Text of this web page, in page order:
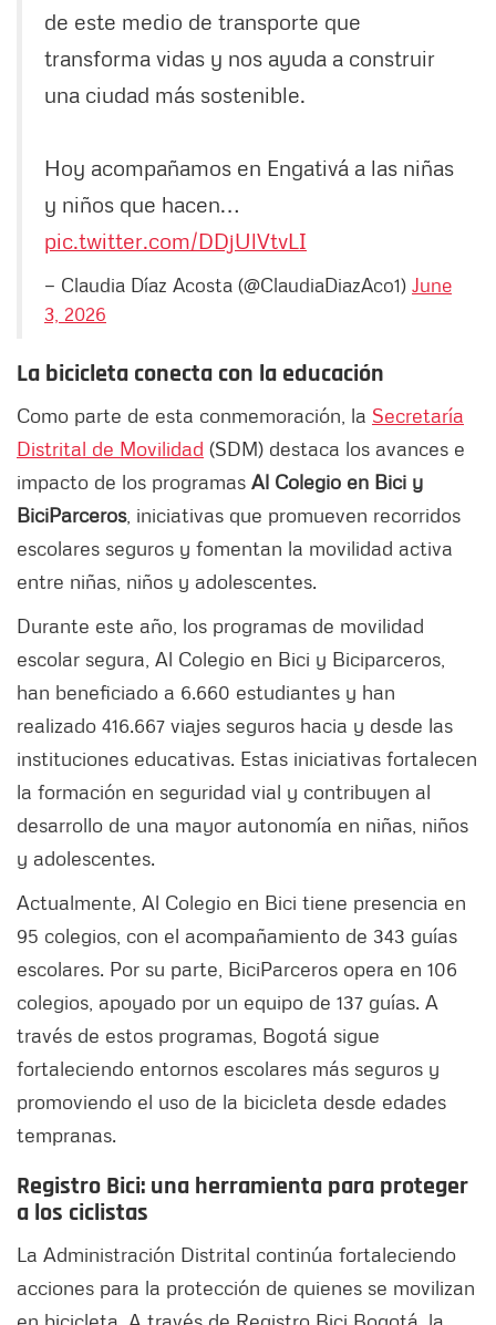
de este medio de transporte que
transforma vidas y nos ayuda a construir
una ciudad más sostenible.
Hoy acompañamos en Engativá a las niñas
y niños que hacen…
pic.twitter.com/DDjUlVtvLI
— Claudia Díaz Acosta (@ClaudiaDiazAco1) June
3, 2026
La bicicleta conecta con la educación
Como parte de esta conmemoración, la Secretaría
Distrital de Movilidad (SDM) destaca los avances e
impacto de los programas Al Colegio en Bici y
BiciParceros, iniciativas que promueven recorridos
escolares seguros y fomentan la movilidad activa
entre niñas, niños y adolescentes.
Durante este año, los programas de movilidad
escolar segura, Al Colegio en Bici y Biciparceros,
han beneficiado a 6.660 estudiantes y han
realizado 416.667 viajes seguros hacia y desde las
instituciones educativas. Estas iniciativas fortalecen
la formación en seguridad vial y contribuyen al
desarrollo de una mayor autonomía en niñas, niños
y adolescentes.
Actualmente, Al Colegio en Bici tiene presencia en
95 colegios, con el acompañamiento de 343 guías
escolares. Por su parte, BiciParceros opera en 106
colegios, apoyado por un equipo de 137 guías. A
través de estos programas, Bogotá sigue
fortaleciendo entornos escolares más seguros y
promoviendo el uso de la bicicleta desde edades
tempranas.
Registro Bici: una herramienta para proteger
a los ciclistas
La Administración Distrital continúa fortaleciendo
acciones para la protección de quienes se movilizan